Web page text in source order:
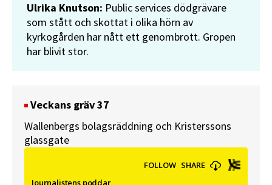
Ulrika Knutson: Public services dödgrävare
som stått och skottat i olika hörn av
kyrkogården har nått ett genombrott. Gropen
har blivit stor.
Veckans gräv 37
Wallenbergs bolagsräddning och Kristerssons
glassgate